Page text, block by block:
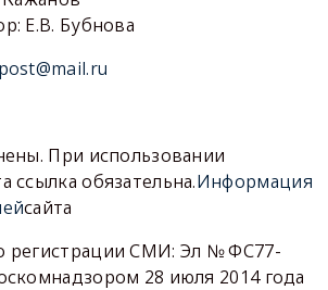
Е.В. Бубнова
При использовании
ссылка обязательна.Информация
сайта
регистрации СМИ: Эл № ФС77-
28 июля 2014 года